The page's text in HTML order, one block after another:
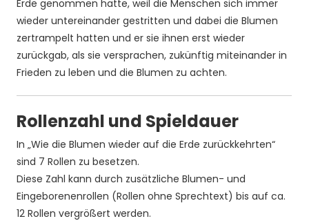
Erde genommen hatte, weil die Menschen sich immer
wieder untereinander gestritten und dabei die Blumen
zertrampelt hatten und er sie ihnen erst wieder
zurückgab, als sie versprachen, zukünftig miteinander in
Frieden zu leben und die Blumen zu achten.
Rollenzahl und Spieldauer
In „Wie die Blumen wieder auf die Erde zurückkehrten“
sind 7 Rollen zu besetzen.
Diese Zahl kann durch zusätzliche Blumen- und
Eingeborenenrollen (Rollen ohne Sprechtext) bis auf ca.
12 Rollen vergrößert werden.